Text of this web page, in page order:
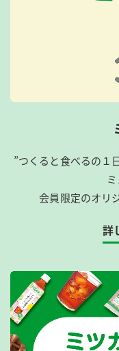
”つくると食べるの１
会員限定のオリ
詳